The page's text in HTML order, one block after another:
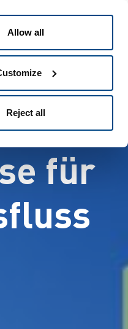
Allow all
Reject all
für